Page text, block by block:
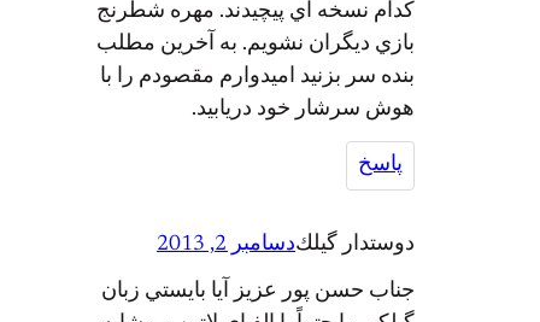
كدام نسخه اي پيچيدند. مهره شطرنج
بازي ديگران نشويم. به آخرين مطلب
بنده سر بزنيد اميدوارم مقصودم را با
هوش سرشار خود دريابيد.
پاسخ
دوستدار گيلكدسامبر 2, 2013
جناب حسن پور عزيز آيا بايستي زبان